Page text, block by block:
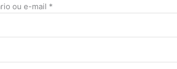
ou e-mail *